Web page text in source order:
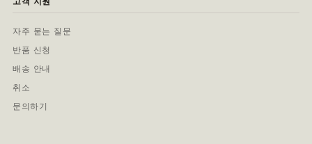
자주 묻는 질문
반품 신청
배송 안내
취소
문의하기